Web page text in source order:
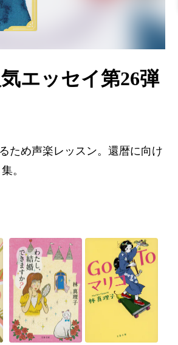
エッセイ第26弾
ため声楽レッスン。還暦に向け
。